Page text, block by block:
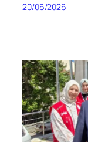
20/06/2026